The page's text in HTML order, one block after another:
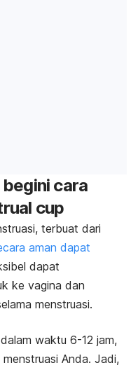
cara
cup
terbuat dari
aman dapat
dapat
ke vagina dan
menstruasi.
waktu 6-12 jam,
Anda. Jadi,